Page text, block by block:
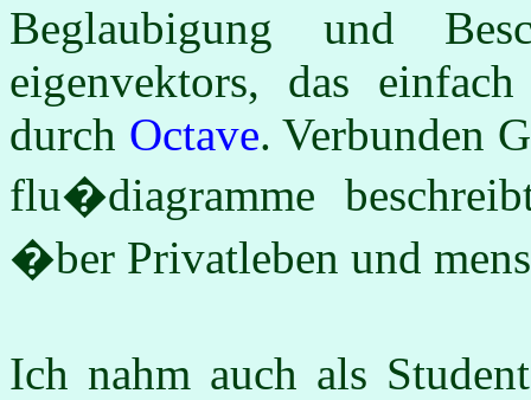
Beglaubigung und
eigenvektors, das
durch Octave. Verbunden
flu�diagramme
�ber Privatleben und
Ich nahm auch als